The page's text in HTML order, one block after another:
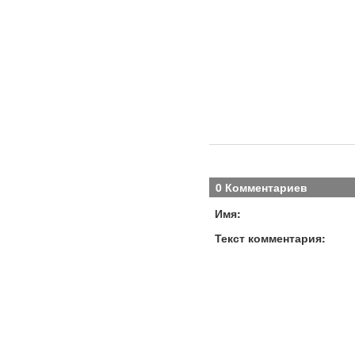
0 Комментариев
Имя:
Текст комментария: